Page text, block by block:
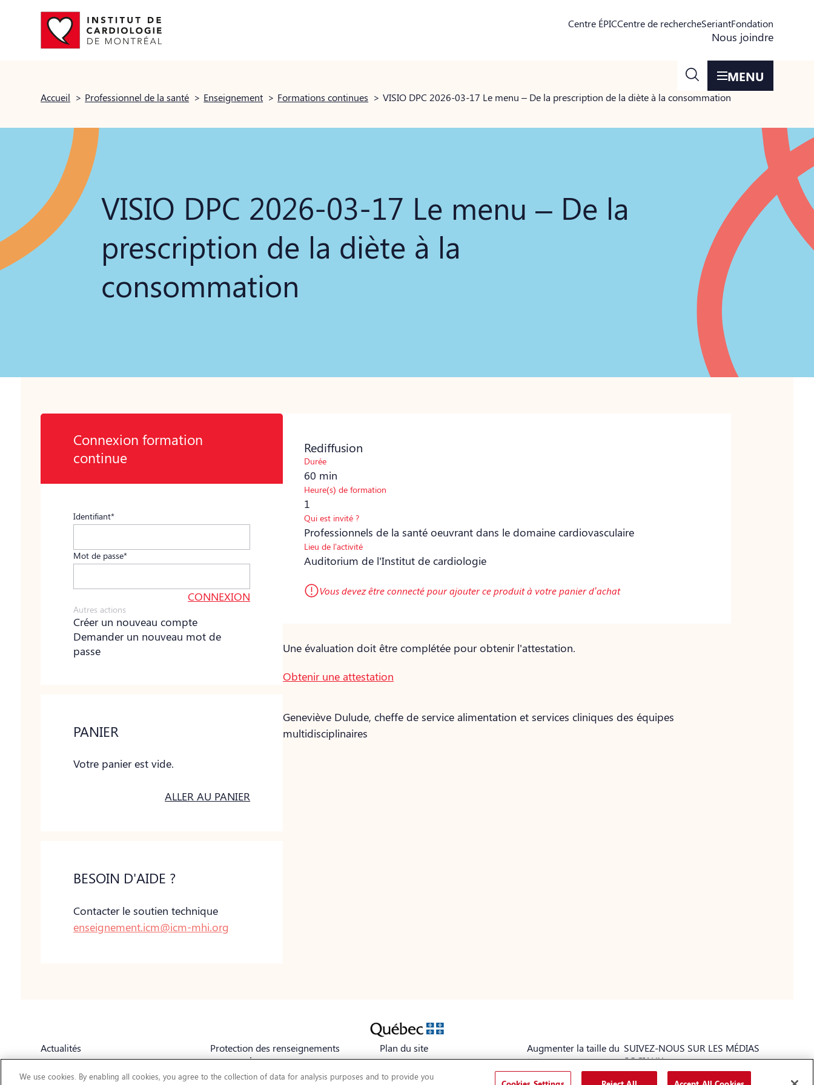
Centre ÉPICCentre de rechercheSeriantFondation
Nous joindre
MENU
Accueil > Professionnel de la santé > Enseignement > Formations continues > VISIO DPC 2026-03-17 Le menu – De la prescription de la diète à la consommation
VISIO DPC 2026-03-17 Le menu – De la
prescription de la diète à la
consommation
Connexion formation
continue
Identifiant*
Mot de passe*
Autres actions
Créer un nouveau compte
Demander un nouveau mot de
passe
PANIER
Votre panier est vide.
ALLER AU PANIER
BESOIN D'AIDE ?
Contacter le soutien technique
enseignement.icm@icm-mhi.org
Rediffusion
Durée
60 min
Heure(s) de formation
1
Qui est invité ?
Professionnels de la santé oeuvrant dans le domaine cardiovasculaire
Lieu de l’activité
Auditorium de l'Institut de cardiologie
Vous devez être connecté pour ajouter ce produit à votre panier d’achat
Une évaluation doit être complétée pour obtenir l'attestation.
Obtenir une attestation
Geneviève Dulude, cheffe de service alimentation et services cliniques des équipes
multidisciplinaires
Actualités
Protection des renseignements
personnels
Accessibilité
Plan du site
Augmenter la taille du
texte
AA
SUIVEZ-NOUS SUR LES MÉDIAS
SOCIAUX
We use cookies. By enabling all cookies, you agree to the collection of data for analysis purposes and to provide you